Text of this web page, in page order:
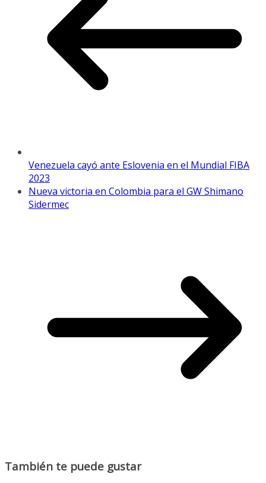
Venezuela cayó ante Eslovenia en el Mundial FIBA
2023
Nueva victoria en Colombia para el GW Shimano
Sidermec
También te puede gustar